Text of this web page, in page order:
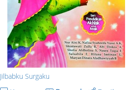
Jilbabku Surgaku